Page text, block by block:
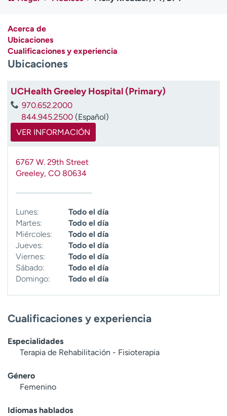
Ready. Set. CO.
Ensayos clínicos
Atención a medios de
comunicación
Contáctenos
A
y
d
Acerca de
Ubicaciones
Cualificaciones y experiencia
Ubicaciones
UCHealth Greeley Hospital (Primary)
970.652.2000
844.945.2500 (Español)
VER INFORMACIÓN
6767 W. 29th Street
Greeley, CO 80634
Lunes:
Todo el día
Martes:
Todo el día
Miércoles:
Todo el día
Jueves:
Todo el día
Viernes:
Todo el día
Sábado:
Todo el día
Domingo:
Todo el día
Cualificaciones y experiencia
Especialidades
Terapia de Rehabilitación - Fisioterapia
Género
Femenino
Idiomas hablados